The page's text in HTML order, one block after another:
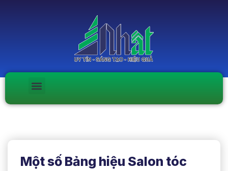
Một số Bảng hiệu Salon tóc